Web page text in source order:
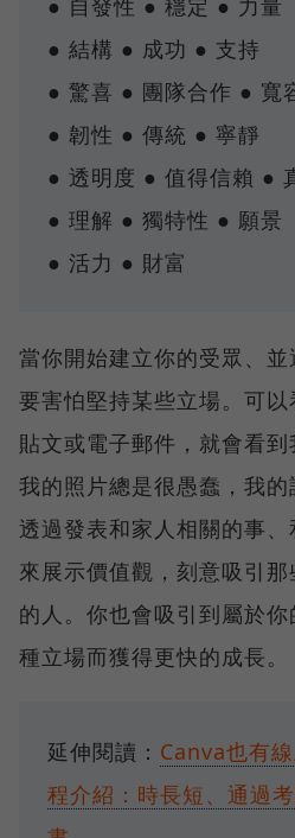
● 自發性 ● 穩定 ● 力量
● 結構 ● 成功 ● 支持
● 驚喜 ● 團隊合作 ● 寬
● 韌性 ● 傳統 ● 寧靜
● 透明度 ● 值得信賴 ●
● 理解 ● 獨特性 ● 願景
● 活力 ● 財富
當你開始建立你的受眾、
要害怕堅持某些立場。可
貼文或電子郵件，就會看到
我的照片總是很愚蠢，我
透過發表和家人相關的事、
來展示價值觀，刻意吸引
的人。你也會吸引到屬於
種立場而獲得更快的成長。
延伸閱讀： Canva也有
程介紹：時長短、通過